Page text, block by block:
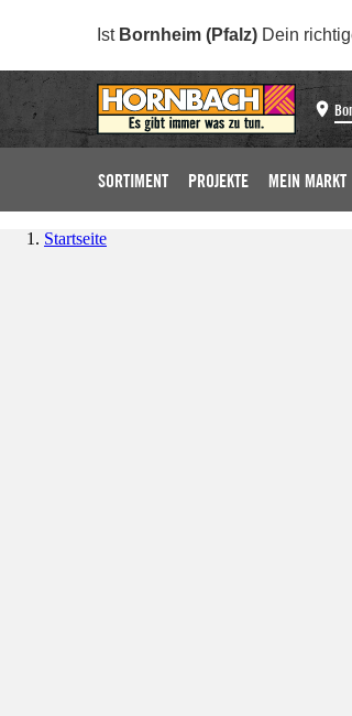
Ist Bornheim (Pfalz) Dein
SORTIMENT PROJEKTE MEIN MARKT
Startseite